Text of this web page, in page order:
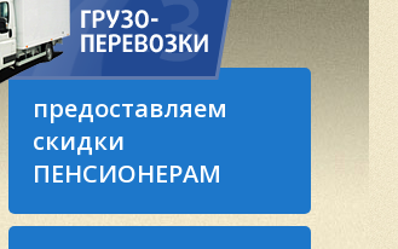
предоставляем
скидки
ПЕНСИОНЕРАМ